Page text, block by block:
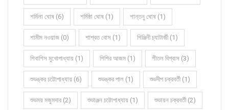
শর্মিলা ঘোষ (6) শর্মিষ্ঠা ঘোষ (1) শান্তনু ঘোষ (1)
শামীম নওয়াজ (0) শাশ্বত বোস (1) শিঞ্জিনী চ্যাটার্জী (1)
শিবাশিস মুখোপাধ্যায় (1) শিশির আজম (1) শীতল বিশ্বাস (3)
শুভঙ্কর চট্টোপাধ্যায় (6) শুভঙ্কর পাল (1) শুভদীপ চক্রবর্তী (1)
শুভময় মজুমদার (2) শুভাঞ্জন চট্টোপাধ্যায় (1) শুভায়ন চক্রবর্তী (2)